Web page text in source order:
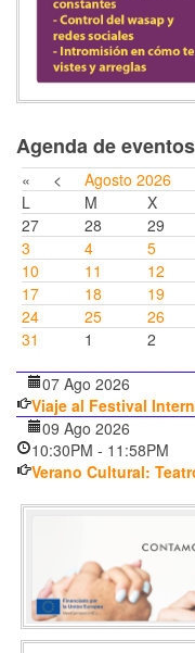
Agenda de eventos
« < Agosto 2026
L
M X
27
28 29
3
4 5
10
11 12
17
18 19
24
25 26
31
1 2
07 Ago 2026
Viaje al Festival
09 Ago 2026
10:30PM - 11:58PM
Verano Cultural: